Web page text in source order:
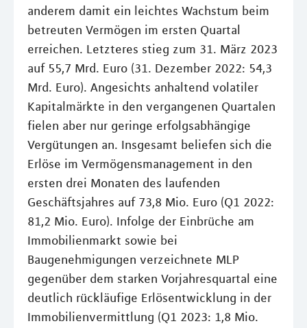
anderem damit ein leichtes Wachstum beim
betreuten Vermögen im ersten Quartal
erreichen. Letzteres stieg zum 31. März 2023
auf 55,7 Mrd. Euro (31. Dezember 2022: 54,3
Mrd. Euro). Angesichts anhaltend volatiler
Kapitalmärkte in den vergangenen Quartalen
fielen aber nur geringe erfolgsabhängige
Vergütungen an. Insgesamt beliefen sich die
Erlöse im Vermögensmanagement in den
ersten drei Monaten des laufenden
Geschäftsjahres auf 73,8 Mio. Euro (Q1 2022:
81,2 Mio. Euro). Infolge der Einbrüche am
Immobilienmarkt sowie bei
Baugenehmigungen verzeichnete MLP
gegenüber dem starken Vorjahresquartal eine
deutlich rückläufige Erlösentwicklung in der
Immobilienvermittlung (Q1 2023: 1,8 Mio.